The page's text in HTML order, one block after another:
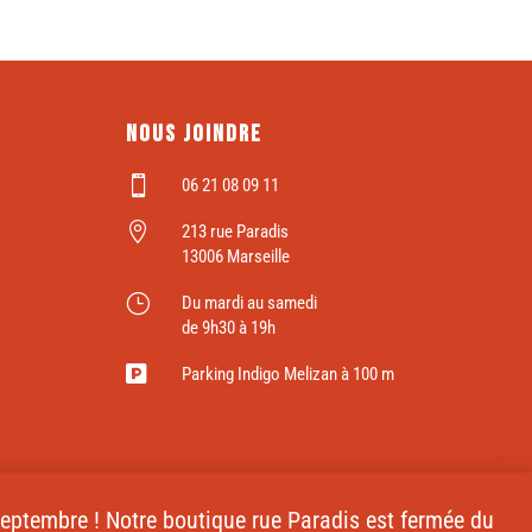
! Notre boutique rue Paradis est fermée du
Nous joindre
 06 21 08 09 11

213 rue Paradis
13006 Marseille
}
Du mardi au samedi
de 9h30 à 19h
 Parking Indigo Melizan à 100 m